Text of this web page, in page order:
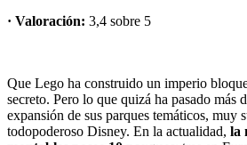
· Valoración: 3,4 sobre 5
Que Lego ha construido un imperio
secreto. Pero lo que quizá ha pasado más
expansión de sus parques temáticos, muy
todopoderoso Disney. En la actualidad, la